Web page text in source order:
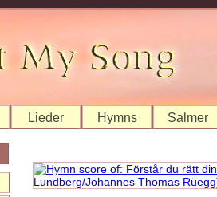
Lieder Hymns Salmer